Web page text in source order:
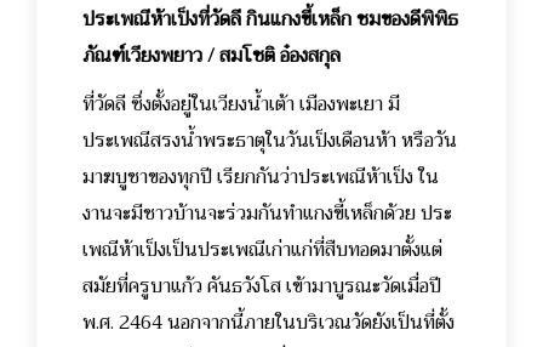
ประเพณีห้าเป็งที่วัดลี กินแกงขี้เหล็ก ชมของดีพิพิธ
ภัณฑ์เวียงพยาว / สมโชติ อ๋องสกุล
ที่วัดลี ซึ่งตั้งอยู่ในเวียงน้ำเต้า เมืองพะเยา มี
ประเพณีสรงน้ำพระธาตุในวันเป็งเดือนห้า หรือวัน
มาฆบูชาของทุกปี เรียกกันว่าประเพณีห้าเป็ง ใน
งานจะมีชาวบ้านจะร่วมกันทำแกงขี้เหล็กด้วย ประ
เพณีห้าเป็งเป็นประเพณีเก่าแก่ที่สืบทอดมาตั้งแต่
สมัยที่ครูบาแก้ว คันธวังโส เข้ามาบูรณะวัดเมื่อปี
พ.ศ. 2464 นอกจากนี้ภายในบริเวณวัดยังเป็นที่ตั้ง